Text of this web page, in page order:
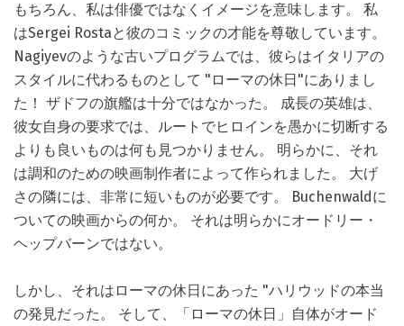
もちろん、私は俳優ではなくイメージを意味します。 私
はSergei Rostaと彼のコミックの才能を尊敬しています。
Nagiyevのような古いプログラムでは、彼らはイタリアの
スタイルに代わるものとして "ローマの休日"にありまし
た！ ザドフの旗艦は十分ではなかった。 成長の英雄は、
彼女自身の要求では、ルートでヒロインを愚かに切断する
よりも良いものは何も見つかりません。 明らかに、それ
は調和のための映画制作者によって作られました。 大げ
さの隣には、非常に短いものが必要です。 Buchenwaldに
ついての映画からの何か。 それは明らかにオードリー・
ヘップバーンではない。
しかし、それはローマの休日にあった "ハリウッドの本当
の発見だった。 そして、「ローマの休日」自体がオード